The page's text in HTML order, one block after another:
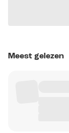
Meest gelezen